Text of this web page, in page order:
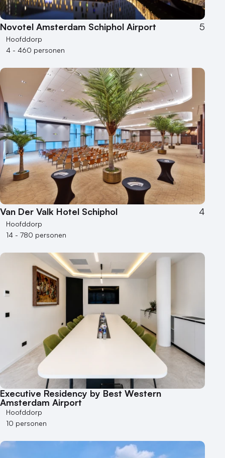
Novotel Amsterdam Schiphol Airport 5
Hoofddorp
4 - 460 personen
Van Der Valk Hotel Schiphol 4
Hoofddorp
14 - 780 personen
Executive Residency by Best Western
Amsterdam Airport
Hoofddorp
10 personen